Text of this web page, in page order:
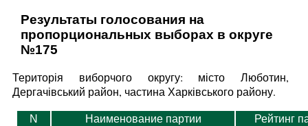
Результаты голосования на
пропорциональных выборах в округе
№175
Територія виборчого округу: місто Люботин,
Дергачівський район, частина Харківського району.
N Наименование партии
Рейтинг